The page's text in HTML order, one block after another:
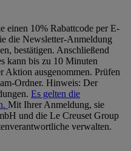
einen 10% Rabattcode per E-
die Newsletter-Anmeldung
bestätigen. Anschließend
kann bis zu 10 Minuten
Aktion ausgenommen. Prüfen
Ordner. Hinweis: Der
Es gelten die
Mit Ihrer Anmeldung, sie
und die Le Creuset Group
verwalten.